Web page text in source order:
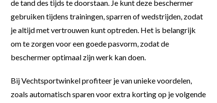
de tand des tijds te doorstaan. Je kunt deze beschermer
gebruiken tijdens trainingen, sparren of wedstrijden, zodat
je altijd met vertrouwen kunt optreden. Het is belangrijk
om te zorgen voor een goede pasvorm, zodat de
beschermer optimaal zijn werk kan doen.
Bij Vechtsportwinkel profiteer je van unieke voordelen,
zoals automatisch sparen voor extra korting op je volgende